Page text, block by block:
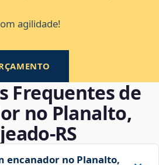
agilidade!
Frequentes de
no Planalto,
encanador no Planalto,